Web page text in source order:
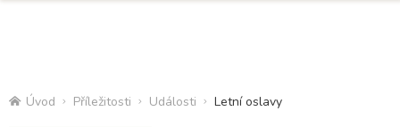
Úvod Příležitosti Události Letní oslavy